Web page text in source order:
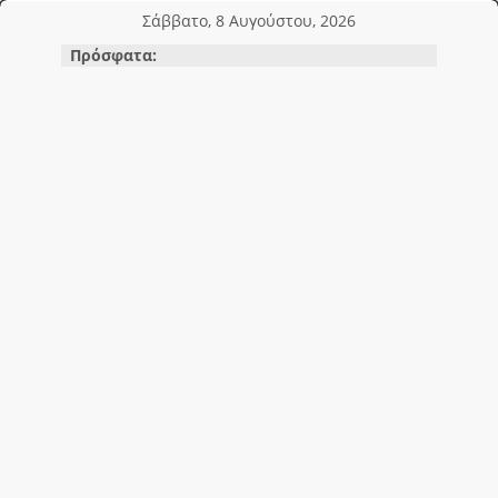
Μετάβαση
περιεχόμενο
Σάββατο, 8 Αυγούστου, 2026
Πρόσφατα: